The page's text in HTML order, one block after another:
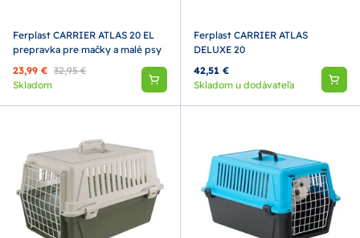
Ferplast CARRIER ATLAS 20 EL
prepravka pre mačky a malé psy
23,99 € 32,95 €
Skladom
Ferplast CARRIER ATLAS
DELUXE 20
42,51 €
Skladom u dodávateľa